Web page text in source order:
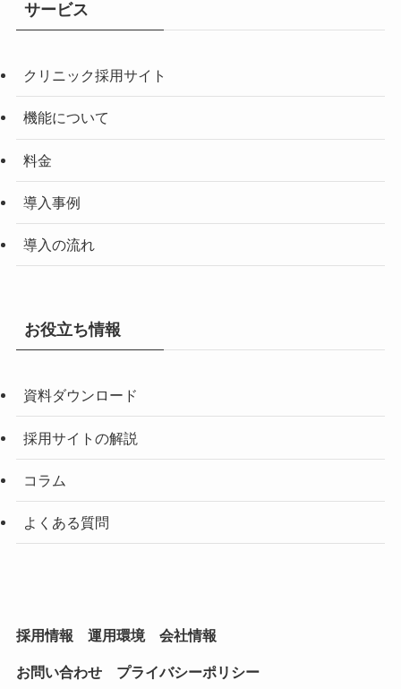
サービス
クリニック採用サイト
機能について
料金
導入事例
導入の流れ
お役立ち情報
資料ダウンロード
採用サイトの解説
コラム
よくある質問
採用情報 運用環境 会社情報
お問い合わせ プライバシーポリシー